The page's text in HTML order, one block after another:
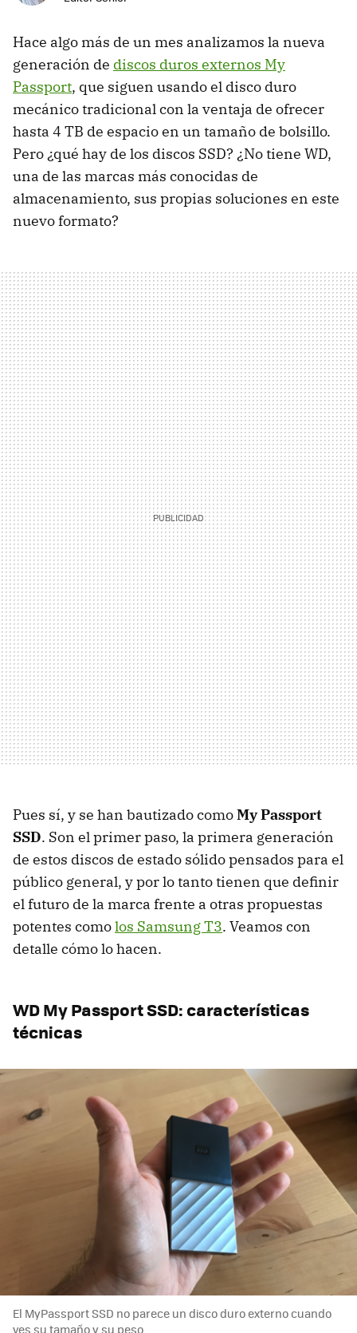
Hace algo más de un mes analizamos la nueva
generación de discos duros externos My
Passport, que siguen usando el disco duro
mecánico tradicional con la ventaja de ofrecer
hasta 4 TB de espacio en un tamaño de bolsillo.
Pero ¿qué hay de los discos SSD? ¿No tiene WD,
una de las marcas más conocidas de
almacenamiento, sus propias soluciones en este
nuevo formato?
Pues sí, y se han bautizado comoMy Passport
SSD. Son el primer paso, la primera generación
de estos discos de estado sólido pensados para el
público general, y por lo tanto tienen que definir
el futuro de la marca frente a otras propuestas
potentes comolos Samsung T3. Veamos con
detalle cómo lo hacen.
WD My Passport SSD: características
técnicas
El MyPassport SSD no parece un disco duro externo cuando
ves su tamaño y su peso.